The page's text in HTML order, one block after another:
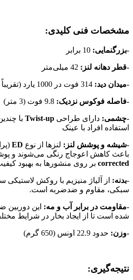
مشخصات فنی کلیدی:
-بزرگنمایی:
-قطر دهانه لنز :
-میدان دید:
-فاصله فوکوس نزدیک:
-چشمی: دارای طراحی Twist-up با
استفاده افراد با عینک
-شیشه و پوشش لنز : لنزها از نوع ED
باعث کاهش اعوجاج رنگی می‌شوند و
corrected بر روی منشورها به بهبود
-بدنه: از آلیاژ منیزیم با روکش
سبکی، مقاوم و ضدضربه است.
-مقاومت در برابر آب و مه: این دوربین
شده است تا از ایجاد بخار در شرایط
-وزن: حدود 22.9 اونس (650 گرم)
نتیجه‌گیری: